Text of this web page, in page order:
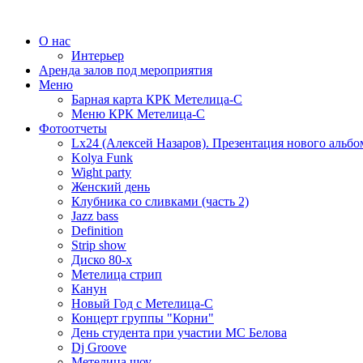
О нас
Интерьер
Аренда залов под мероприятия
Меню
Барная карта КРК Метелица-С
Меню КРК Метелица-С
Фотоотчеты
Lx24 (Алексей Назаров). Презентация нового
Kolya Funk
Wight party
Женский день
Клубника со сливками (часть 2)
Jazz bass
Definition
Strip show
Диско 80-х
Метелица стрип
Канун
Новый Год с Метелица-С
Концерт группы "Корни"
День студента при участии МС Белова
Dj Groove